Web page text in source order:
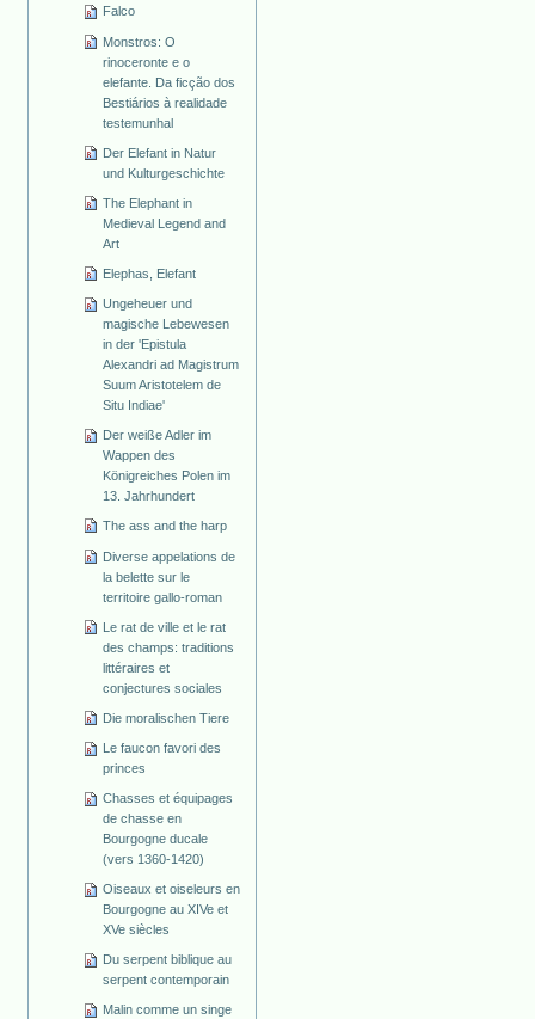
Falco
Monstros: O
rinoceronte e o
elefante. Da ficção dos
Bestiários à realidade
testemunhal
Der Elefant in Natur
und Kulturgeschichte
The Elephant in
Medieval Legend and
Art
Elephas, Elefant
Ungeheuer und
magische Lebewesen
in der 'Epistula
Alexandri ad Magistrum
Suum Aristotelem de
Situ Indiae'
Der weiße Adler im
Wappen des
Königreiches Polen im
13. Jahrhundert
The ass and the harp
Diverse appelations de
la belette sur le
territoire gallo-roman
Le rat de ville et le rat
des champs: traditions
littéraires et
conjectures sociales
Die moralischen Tiere
Le faucon favori des
princes
Chasses et équipages
de chasse en
Bourgogne ducale
(vers 1360-1420)
Oiseaux et oiseleurs en
Bourgogne au XIVe et
XVe siècles
Du serpent biblique au
serpent contemporain
Malin comme un singe